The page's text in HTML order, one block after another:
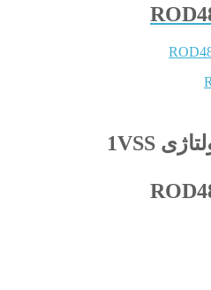
انکودرسینوسی ولتاژی 1VSS